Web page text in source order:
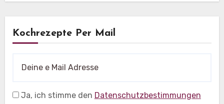
Kochrezepte Per Mail
Ja, ich stimme den Datenschutzbestimmungen